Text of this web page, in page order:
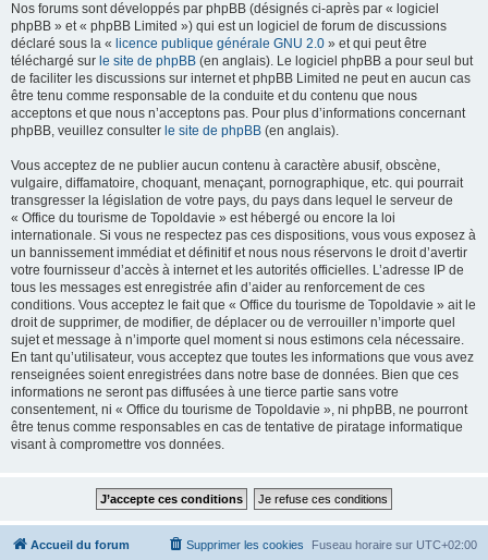
Nos forums sont développés par phpBB (désignés ci-après par « logiciel
phpBB » et « phpBB Limited ») qui est un logiciel de forum de discussions
déclaré sous la « licence publique générale GNU 2.0 » et qui peut être
téléchargé sur le site de phpBB (en anglais). Le logiciel phpBB a pour seul but
de faciliter les discussions sur internet et phpBB Limited ne peut en aucun cas
être tenu comme responsable de la conduite et du contenu que nous
acceptons et que nous n’acceptons pas. Pour plus d’informations concernant
phpBB, veuillez consulter le site de phpBB (en anglais).
Vous acceptez de ne publier aucun contenu à caractère abusif, obscène,
vulgaire, diffamatoire, choquant, menaçant, pornographique, etc. qui pourrait
transgresser la législation de votre pays, du pays dans lequel le serveur de
« Office du tourisme de Topoldavie » est hébergé ou encore la loi
internationale. Si vous ne respectez pas ces dispositions, vous vous exposez à
un bannissement immédiat et définitif et nous nous réservons le droit d’avertir
votre fournisseur d’accès à internet et les autorités officielles. L’adresse IP de
tous les messages est enregistrée afin d’aider au renforcement de ces
conditions. Vous acceptez le fait que « Office du tourisme de Topoldavie » ait le
droit de supprimer, de modifier, de déplacer ou de verrouiller n’importe quel
sujet et message à n’importe quel moment si nous estimons cela nécessaire.
En tant qu’utilisateur, vous acceptez que toutes les informations que vous avez
renseignées soient enregistrées dans notre base de données. Bien que ces
informations ne seront pas diffusées à une tierce partie sans votre
consentement, ni « Office du tourisme de Topoldavie », ni phpBB, ne pourront
être tenus comme responsables en cas de tentative de piratage informatique
visant à compromettre vos données.
Accueil du forum Fuseau horaire sur UTC+02:00
Supprimer les cookies